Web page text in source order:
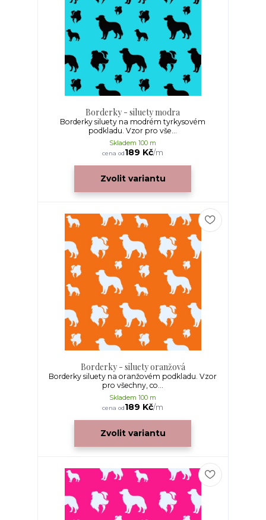
Borderky - siluety modra
Borderky siluety na modrém tyrkysovém
podkladu. Vzor pro vše...
cena od189 Kč/m
Skladem 100 m
Zvolit variantu
Borderky - siluety oranžová
Borderky siluety na oranžovém podkladu. Vzor
pro všechny, co...
cena od189 Kč/m
Skladem 100 m
Zvolit variantu